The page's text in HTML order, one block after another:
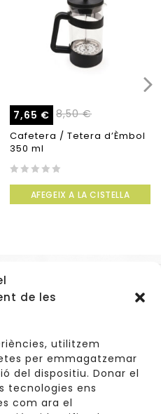
de les
utilitzem
per emmagatzemar
del dispositiu. Donar el
tecnologies ens
com ara el
8,50€
7,65 €
Cafetera / Tetera d’Èmbol
350 ml
of
AFEGEIX A LA CISTELLA
Sant Cugat del Vallès